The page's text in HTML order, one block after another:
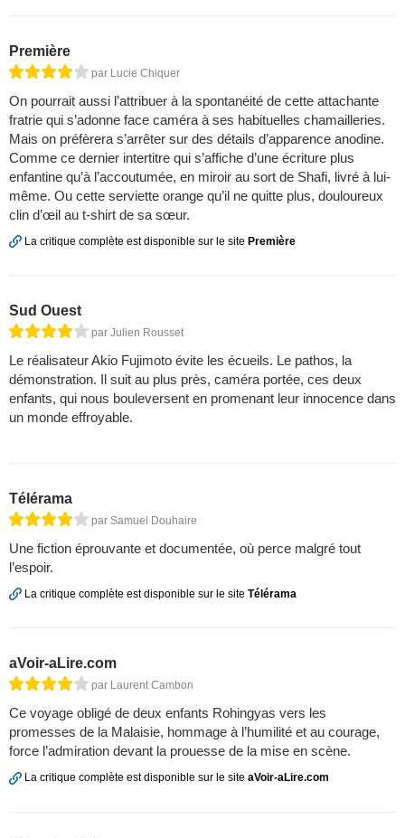
Première
par Lucie Chiquer
On pourrait aussi l’attribuer à la spontanéité de cette attachante
fratrie qui s’adonne face caméra à ses habituelles chamailleries.
Mais on préfèrera s’arrêter sur des détails d’apparence anodine.
Comme ce dernier intertitre qui s’affiche d’une écriture plus
enfantine qu’à l’accoutumée, en miroir au sort de Shafi, livré à lui-
même. Ou cette serviette orange qu’il ne quitte plus, douloureux
clin d’œil au t-shirt de sa sœur.
La critique complète est disponible sur le site Première
Sud Ouest
par Julien Rousset
Le réalisateur Akio Fujimoto évite les écueils. Le pathos, la
démonstration. Il suit au plus près, caméra portée, ces deux
enfants, qui nous bouleversent en promenant leur innocence dans
un monde effroyable.
Télérama
par Samuel Douhaire
Une fiction éprouvante et documentée, où perce malgré tout
l’espoir.
La critique complète est disponible sur le site Télérama
aVoir-aLire.com
par Laurent Cambon
Ce voyage obligé de deux enfants Rohingyas vers les
promesses de la Malaisie, hommage à l’humilité et au courage,
force l’admiration devant la prouesse de la mise en scène.
La critique complète est disponible sur le site aVoir-aLire.com